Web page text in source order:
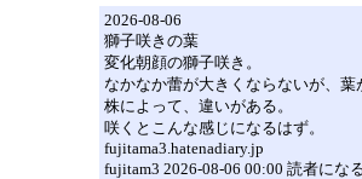
2026-08-06
獅子咲きの葉
変化朝顔の獅子咲き。
なかなか蕾が大きくならないが、葉
株によって、違いがある。
咲くとこんな感じになるはず。
fujitama3.hatenadiary.jp
fujitam3 2026-08-06 00:00 読者にな